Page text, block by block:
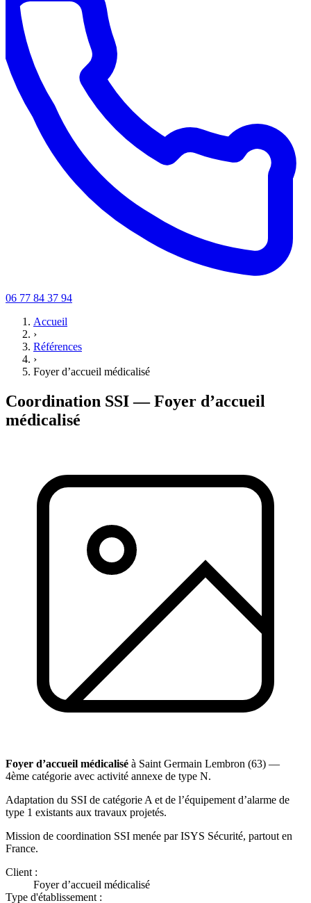
06 77 84 37 94
Accueil
›
Références
›
Foyer d’accueil médicalisé
Coordination SSI — Foyer d’accueil
médicalisé
Foyer d’accueil médicalisé à Saint Germain Lembron (63) —
4ème catégorie avec activité annexe de type N.
Adaptation du SSI de catégorie A et de l’équipement d’alarme de
type 1 existants aux travaux projetés.
Mission de coordination SSI menée par ISYS Sécurité, partout en
France.
Client :
Foyer d’accueil médicalisé
Type d'établissement :